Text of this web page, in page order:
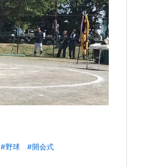
#野球 #開会式